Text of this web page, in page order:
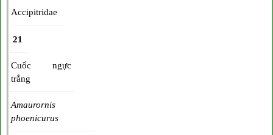
Accipitridae
21
Cuốc ngực
trắng
Amaurornis
phoenicurus